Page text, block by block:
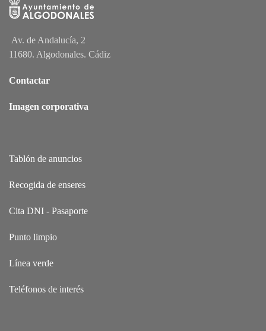
Av. de Andalucía, 2
11680. Algodonales. Cádiz
Contactar
Imagen corporativa
Tablón de anuncios
Recogida de enseres
Cita DNI - Pasaporte
Punto limpio
Línea verde
Teléfonos de interés